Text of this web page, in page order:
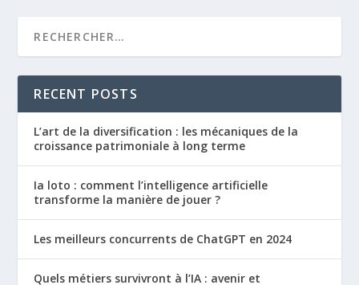
RECENT POSTS
L’art de la diversification : les mécaniques de la
croissance patrimoniale à long terme
Ia loto : comment l’intelligence artificielle
transforme la manière de jouer ?
Les meilleurs concurrents de ChatGPT en 2024
Quels métiers survivront à l’IA : avenir et